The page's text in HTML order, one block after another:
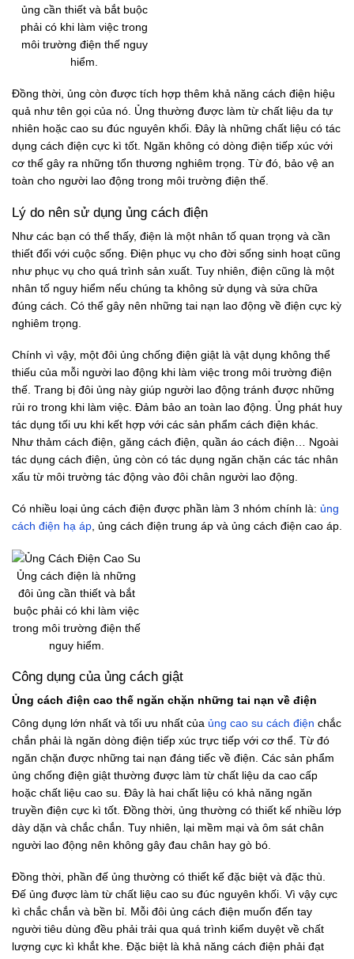
ủng cần thiết và bắt buộc
phải có khi làm việc trong
môi trường điện thế nguy
hiểm.
Đồng thời, ủng còn được tích hợp thêm khả năng cách điện hiệu
quả như tên gọi của nó. Ủng thường được làm từ chất liệu da tự
nhiên hoặc cao su đúc nguyên khối. Đây là những chất liệu có tác
dụng cách điện cực kì tốt. Ngăn không có dòng điện tiếp xúc với
cơ thể gây ra những tổn thương nghiêm trọng. Từ đó, bảo vệ an
toàn cho người lao động trong môi trường điện thế.
Lý do nên sử dụng ủng cách điện
Như các bạn có thể thấy, điện là một nhân tố quan trọng và cần
thiết đối với cuộc sống. Điện phục vụ cho đời sống sinh hoạt cũng
như phục vụ cho quá trình sản xuất. Tuy nhiên, điện cũng là một
nhân tố nguy hiểm nếu chúng ta không sử dụng và sửa chữa
đúng cách. Có thể gây nên những tai nạn lao động về điện cực kỳ
nghiêm trọng.
Chính vì vậy, một đôi ủng chống điện giật là vật dụng không thể
thiếu của mỗi người lao động khi làm việc trong môi trường điện
thế. Trang bị đôi ủng này giúp người lao động tránh được những
rủi ro trong khi làm việc. Đảm bảo an toàn lao động. Ủng phát huy
tác dụng tối ưu khi kết hợp với các sản phẩm cách điện khác.
Như thảm cách điện, găng cách điện, quần áo cách điện… Ngoài
tác dụng cách điện, ủng còn có tác dụng ngăn chặn các tác nhân
xấu từ môi trường tác động vào đôi chân người lao động.
Có nhiều loại ủng cách điện được phần làm 3 nhóm chính là: ủng
cách điện hạ áp, ủng cách điện trung áp và ủng cách điện cao áp.
Ủng cách điện là những
đôi ủng cần thiết và bắt
buộc phải có khi làm việc
trong môi trường điện thế
nguy hiểm.
Công dụng của ủng cách giật
Ủng cách điện cao thế ngăn chặn những tai nạn về điện
Công dụng lớn nhất và tối ưu nhất của ủng cao su cách điện chắc
chắn phải là ngăn dòng điện tiếp xúc trực tiếp với cơ thể. Từ đó
ngăn chặn được những tai nạn đáng tiếc về điện. Các sản phẩm
ủng chống điện giật thường được làm từ chất liệu da cao cấp
hoặc chất liệu cao su. Đây là hai chất liệu có khả năng ngăn
truyền điện cực kì tốt. Đồng thời, ủng thường có thiết kế nhiều lớp
dày dặn và chắc chắn. Tuy nhiên, lại mềm mại và ôm sát chân
người lao động nên không gây đau chân hay gò bó.
Đồng thời, phần đế ủng thường có thiết kế đặc biệt và đặc thù.
Đế ủng được làm từ chất liệu cao su đúc nguyên khối. Vì vậy cực
kì chắc chắn và bền bỉ. Mỗi đôi ủng cách điện muốn đến tay
người tiêu dùng đều phải trải qua quá trình kiểm duyệt về chất
lượng cực kì khắt khe. Đặc biệt là khả năng cách điện phải đạt